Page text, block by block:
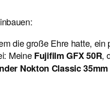
die große Ehre hatte,
MeineFujifilm GFX 50R,
Nokton Classic 35mm